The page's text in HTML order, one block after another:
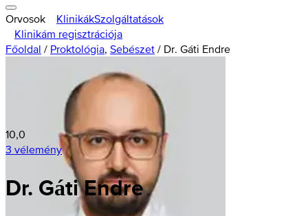
Orvosok KlinikákSzolgáltatások
Klinikám regisztrációja
Főoldal / Proktológia, Sebészet / Dr. Gáti Endre
10,0
3 vélemény
Dr. Gáti Endre